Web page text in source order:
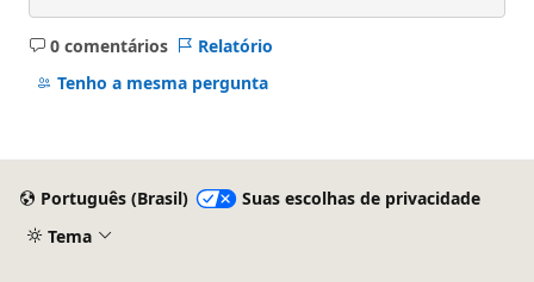
0 comentários
Sem
comentários
Relatório
Tenho a mesma pergunta
Português (Brasil)
Suas escolhas de privacidade
Tema